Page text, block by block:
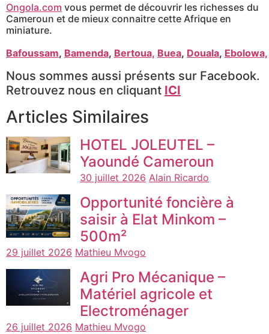
Ongola.com vous permet de découvrir les richesses du
Cameroun et de mieux connaitre cette Afrique en
miniature.
Bafoussam, Bamenda, Bertoua, Buea, Douala, Ebolowa,
Nous sommes aussi présents sur Facebook.
Retrouvez nous en cliquant ICI
Articles Similaires
HOTEL JOLEUTEL –
Yaoundé Cameroun
30 juillet 2026 Alain Ricardo
Opportunité foncière à
saisir à Elat Minkom –
500m²
29 juillet 2026 Mathieu Mvogo
Agri Pro Mécanique –
Matériel agricole et
Electroménager
26 juillet 2026 Mathieu Mvogo